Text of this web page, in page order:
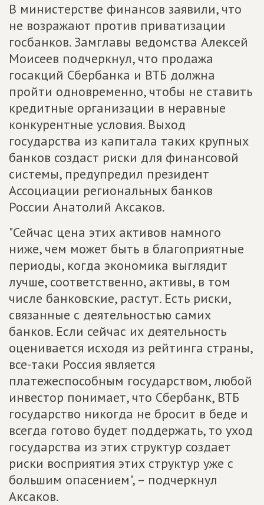
В министерстве финансов заявили, что
не возражают против приватизации
госбанков. Замглавы ведомства Алексей
Моисеев подчеркнул, что продажа
госакций Сбербанка и ВТБ должна
пройти одновременно, чтобы не ставить
кредитные организации в неравные
конкурентные условия. Выход
государства из капитала таких крупных
банков создаст риски для финансовой
системы, предупредил президент
Ассоциации региональных банков
России Анатолий Аксаков.
"Сейчас цена этих активов намного
ниже, чем может быть в благоприятные
периоды, когда экономика выглядит
лучше, соответственно, активы, в том
числе банковские, растут. Есть риски,
связанные с деятельностью самих
банков. Если сейчас их деятельность
оценивается исходя из рейтинга страны,
все-таки Россия является
платежеспособным государством, любой
инвестор понимает, что Сбербанк, ВТБ
государство никогда не бросит в беде и
всегда готово будет поддержать, то уход
государства из этих структур создает
риски восприятия этих структур уже с
большим опасением", – подчеркнул
Аксаков.